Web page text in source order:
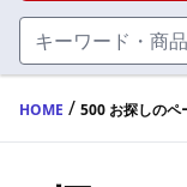
ハンドル
FA・A
蝶番・
製品カタロ
HOME / 500 お探しのペ